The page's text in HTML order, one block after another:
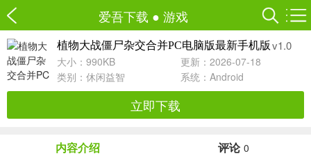
爱吾下载 ● 游戏
植物大战僵尸杂交合并PC电脑版最新手机版 v1.0
大小：990KB
更新：2026-07-18
类别： 休闲益智 系统：Android
立即下载
内容介绍 评论 0